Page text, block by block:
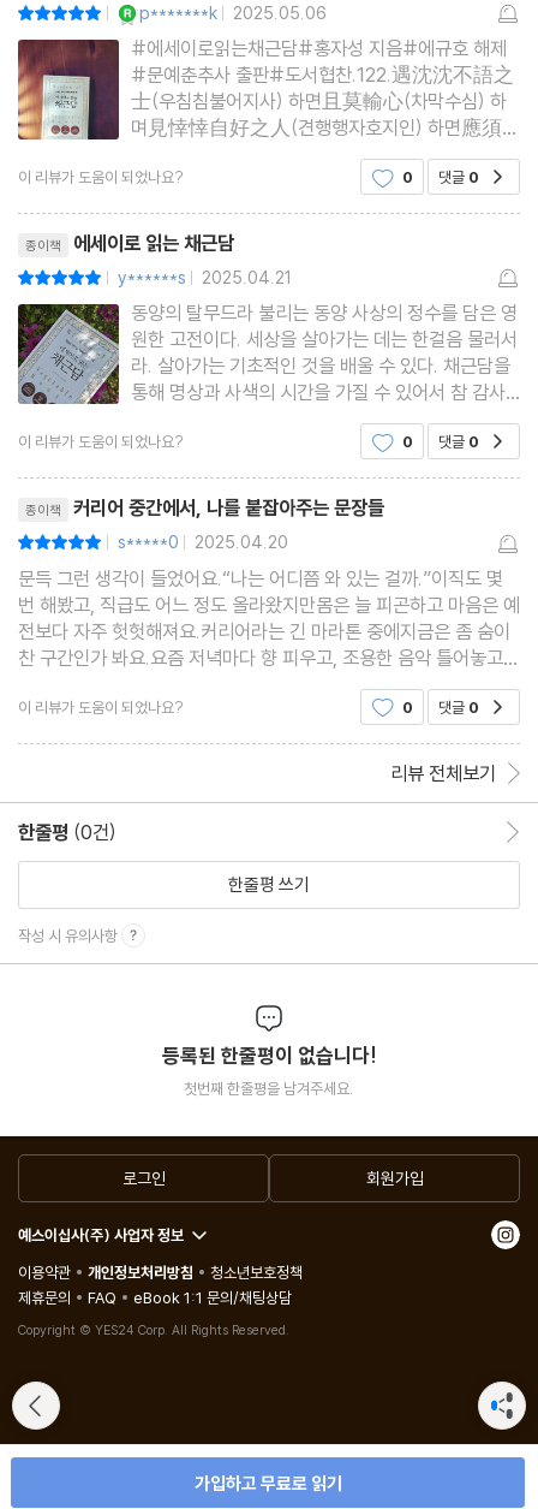
않으면 일세를 초월한다 ···113 | 귀로 듣고 눈으로 보는 것을 경계하
라 ···114 | 확실한 뉘우침은 미래를 밝게 한다 ···115 | 사람의 기상
은 높을수록 좋다 ···116 | 바람은 소리를 남기지 않는다 ···117 | 아
름다운 덕은 아름다운 품성에 있다 ···118 | 가난 때문에 스스로를 버
리지 말라 ···120 | 고요한 때일수록 마음 놓지 말라 ···121 | 생각을
깊이 하면 깨닫게 된다 ···123 | 마음은 모든 일의 근본이다 ···124 |
괴로움 속에서 즐거움을 얻어라 ···125 | 결심했다면 다시는 의심하
지 말라 ···126 | 하늘인들 나를 더 어떻게 하랴 ···127 | 하늘의 힘이
란 얼마나 놀라운가 ···128 | 사람을 보려면 그 후반을 보라 ···129 |
인격은 스스로가 만든다 ···130 | 그 기울어지기 쉬움을 염려하라 ···
131 | 선을 속이는 것은 큰 죄악이다 ···132 | 오늘 깨닫지 못하면 내
일을 기다려라 ···133 | 마음을 살펴 항상 원만하게 하라 ···134 | 방
종한 자의 미움은 방종일 뿐이다 ···135 | 순조로울 때 자신을 돌아
보라 ···136 | 욕심의 불길은 스스로를 태운다 ···138 | 참된 일념에
는 불가능이 없다 ···140 | 본연의 모습이 참모습이다 ···142 | 허상
과 실상을 스스로 깨달아라 ···143 | 남의 비밀을 들추어내지 말라 ···
144 | 탐닉하지 않으면 뉘우침은 없다 ···145 | 마음가짐을 무겁게
하지 말라 ···147 |사람은 두 번 태어나지 않는다 ···148 | 원수는 은
혜로부터 나타난다 ···149 | 번성할 때에 더욱 조심하라 ···150 | 옛
친구와의 정의를 두텁게 하라 ···151 | 진리는 인내와 시간이 밝혀 준
을 보면 마땅히 충고하라 ···155 | 작은 일일수록 소홀하지 말라 ···1
57 | 한 그릇의 밥으로도 은혜를 만든다 ···159 | 굽힘으로써 펼 수
있음을 깨달아라 ···161 | 무성한 잎에서 소슬한 낙엽을 보라 ···162 |
보기에 이상한 것은 즐기지 말라 ···163 | 나의 어리석음으로 남을
시기하지 말라 ···164 | 아는 것은 누구이며 범하는 것은 또 누구인
가? ···165 | 남의 단점은 애써 덮어 주라 ···167 | 잘난 체하는 사람
앞에선 입을 다물어라 ···168 | 마음을 가다듬을 줄 알아야 한다 ···1
70 | 털끝만한 막힘이 변화를 부른다 ···171 | 의지는 지혜의 칼이다
···173 | 얼굴빛을 함부로 바꾸지 말라· ··174 | 역경은 호걸을 단련
핌을 경계하라 ···178 | 남의 말 때문에 의지를 굽히지 말라 ···180 |
그대 몸은 하나의 작은 천지다 ···182 | 착한 사람이라도 미리 칭찬
하지 말라 ···183 | 가정의 단람함이 지상의 기쁨이다 ···184 | 뛰어
난 경륜일수록 어렵게 얻어진다 ···186 | 아름다움이 있으면 추함도
있다 ···187 | 은혜와 원한은 크게 밝히지 말라 ···188 | 능숙한 일이
라도 힘을 다 쓰지 말라 ···190 | 냉철한 마음으로 자기를 조절하라 ··
··194 | 쥐를 잡기 위해 쥐구멍을 막지 말라 ···195 | 공로는 남과 함
께하지 말라 ···196 | 한마디 말로써 깨우쳐라 ···197 | 따뜻하면 몰
려들고 추우면 버리는 것 ···198 | 냉철한 눈을 깨끗이 닦아라 ···199
| p*******k | 2025.05.06
#에세이로읽는채근담#홍자성 지음#에규호 해제
#문예춘추사 출판#도서협찬.122.遇沈沈不語之
士(우침침불어지사) 하면且莫輸心(차막수심) 하
며見悻悻自好之人(견행행자호지인) 하면應須
防口(응수방구) 하라:음침하고 말이 없는 사람을 만
나면 당분간 속마음을 털어놓지 말고, 발끈하며 잘난
체하는 사람을 만나면 반드시 입을 조심하라.즉, 속
을 알 수 없는 사람에게는 쉽게 내 마음을 드러
이 리뷰가 도움이 되었나요? 0 댓글 0
종이책 에세이로 읽는 채근담
| y******s | 2025.04.21
동양의 탈무드라 불리는 동양 사상의 정수를 담은 영
원한 고전이다. 세상을 살아가는 데는 한걸음 물러서
라. 살아가는 기초적인 것을 배울 수 있다. 채근담을
통해 명상과 사색의 시간을 가질 수 있어서 참 감사
한 시간이었습니다. 혼자의 생각으로는 살아가기 힘
들다. 현인들의 생각을 통해 관심을 기울여서 참다운
나와 만나는 시간 가져보시길 바라요. 세상을 살아가
는데 실패하거나
이 리뷰가 도움이 되었나요? 0 댓글 0
종이책 커리어 중간에서, 나를 붙잡아주는 문장들
| s*****0 | 2025.04.20
문득 그런 생각이 들었어요.“나는 어디쯤 와 있는 걸까.”이직도 몇
번 해봤고, 직급도 어느 정도 올라왔지만몸은 늘 피곤하고 마음은 예
전보다 자주 헛헛해져요.커리어라는 긴 마라톤 중에지금은 좀 숨이
찬 구간인가 봐요.요즘 저녁마다 향 피우고, 조용한 음악 틀어놓고조
용히 ‘필사’를 하고 있어요.누가 시킨 것도 아니고, 성과가 남는 것도
아니지만손끝으로 옮겨 쓰는 문장 속에
이 리뷰가 도움이 되었나요? 0 댓글 0
리뷰 전체보기
한줄평 (0건)
한줄평 쓰기
작성 시 유의사항
등록된 한줄평이 없습니다!
첫번째 한줄평을 남겨주세요.
가입하고 무료로 읽기
로그인 회원가입
예스이십사(주) 사업자 정보
이용약관
개인정보처리방침
청소년보호정책
제휴문의
FAQ eBook 1:1 문의/채팅상담
Copyright © YES24 Corp. All Rights Reserved.